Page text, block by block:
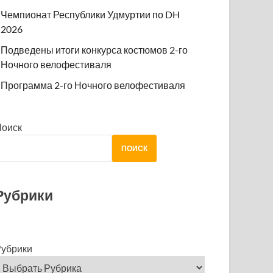
Чемпионат Республики Удмуртии по DH
2026
Подведены итоги конкурса костюмов 2-го
Ночного велофестиваля
Программа 2-го Ночного велофестиваля
ПОИСК